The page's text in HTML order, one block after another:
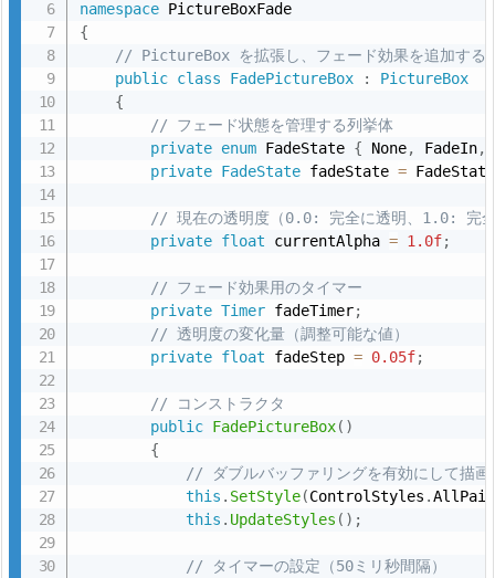
の
作
成
2.
1.
新
規
ラ
ス
の
追
2.
2.
2
コ
namespace
{
// PictureBox を拡張し、フェード効果を追加する
public class FadePictureBox :
PictureBox
{
// フェード状態を管理する列挙体
private enum FadeState { None, FadeIn,
private FadeState fadeState = FadeState
// 現在の透明度（0.0: 完全に透明、1.0: 完全
private float currentAlpha = 1.0f;
// フェード効果用のタイマー
private Timer fadeTimer;
// 透明度の変化量（調整可能な値）
private float fadeStep = 0.05f;
// コンストラクタ
public FadePictureBox( )
{
// ダブルバッファリングを有効にして描画
this . SetStyle(ControlStyles .
this . UpdateStyles ( ) ;
// タイマーの設定（50ミリ秒間隔）